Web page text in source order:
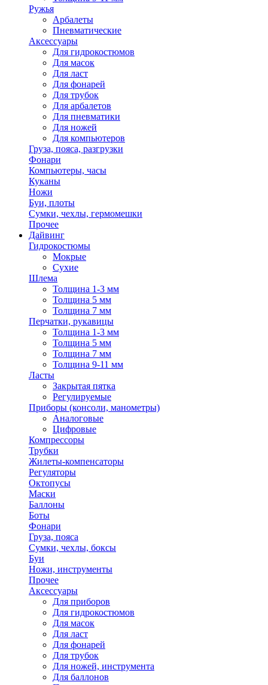
Ружья
Арбалеты
Пневматические
Аксессуары
Для гидрокостюмов
Для масок
Для ласт
Для фонарей
Для трубок
Для арбалетов
Для пневматики
Для ножей
Для компьютеров
Груза, пояса, разгрузки
Фонари
Компьютеры, часы
Куканы
Ножи
Буи, плоты
Сумки, чехлы, гермомешки
Прочее
Дайвинг
Гидрокостюмы
Мокрые
Сухие
Шлема
Толщина 1-3 мм
Толщина 5 мм
Толщина 7 мм
Перчатки, рукавицы
Толщина 1-3 мм
Толщина 5 мм
Толщина 7 мм
Толщина 9-11 мм
Ласты
Закрытая пятка
Регулируемые
Приборы (консоли, манометры)
Аналоговые
Цифровые
Компрессоры
Трубки
Жилеты-компенсаторы
Регуляторы
Октопусы
Маски
Баллоны
Боты
Фонари
Груза, пояса
Сумки, чехлы, боксы
Буи
Ножи, инструменты
Прочее
Аксессуары
Для приборов
Для гидрокостюмов
Для масок
Для ласт
Для фонарей
Для трубок
Для ножей, инструмента
Для баллонов